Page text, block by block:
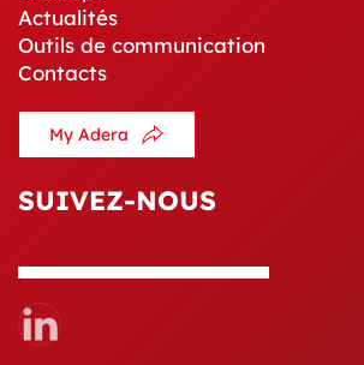
Actualités
Outils de communication
Contacts
My Adera
SUIVEZ-NOUS